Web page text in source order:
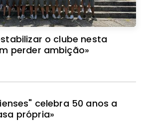
o clube nesta
perder ambição»
celebra 50 anos a
própria»